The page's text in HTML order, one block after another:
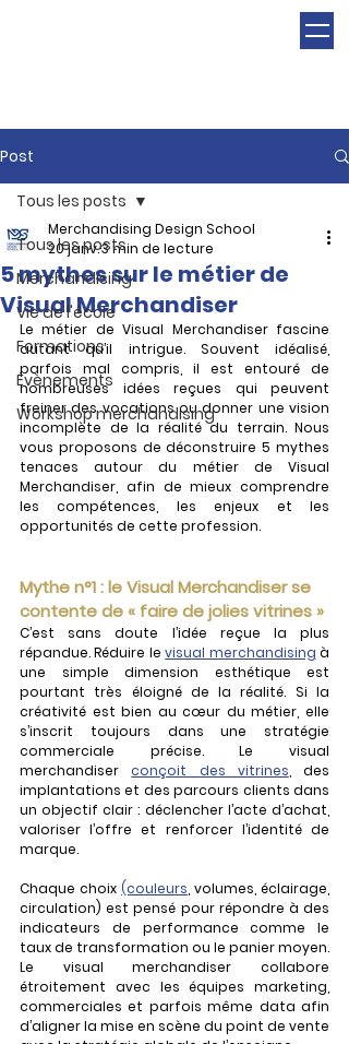
Post
Tous les posts
Merchandising
Vie de l'école
Formations
Évènements
Workshop merchandising
Tous les posts
5 mythes sur le métier de
Visual Merchandiser
Merchandising Design School
20 janv.3 min de lecture
Le métier de Visual Merchandiser fascine
autant qu’il intrigue. Souvent idéalisé,
parfois mal compris, il est entouré de
nombreuses idées reçues qui peuvent
freiner des vocations ou donner une vision
incomplète de la réalité du terrain. Nous
vous proposons de déconstruire 5 mythes
tenaces autour du métier de Visual
Merchandiser, afin de mieux comprendre
les compétences, les enjeux et les
opportunités de cette profession.
Mythe n°1 : le Visual Merchandiser se
contente de « faire de jolies vitrines »
C’est sans doute l’idée reçue la plus
répandue. Réduire le visual merchandising à
une simple dimension esthétique est
pourtant très éloigné de la réalité. Si la
créativité est bien au cœur du métier, elle
s’inscrit toujours dans une stratégie
commerciale précise. Le visual
merchandiser conçoit des vitrines , des
implantations et des parcours clients dans
un objectif clair : déclencher l’acte d’achat,
valoriser l’offre et renforcer l’identité de
marque.
Chaque choix (couleurs , volumes, éclairage,
circulation) est pensé pour répondre à des
indicateurs de performance comme le
taux de transformation ou le panier moyen.
Le visual merchandiser collabore
étroitement avec les équipes marketing,
commerciales et parfois même data afin
d’aligner la mise en scène du point de vente